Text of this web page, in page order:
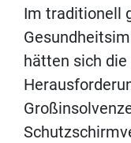
Im traditionell
hätten sich